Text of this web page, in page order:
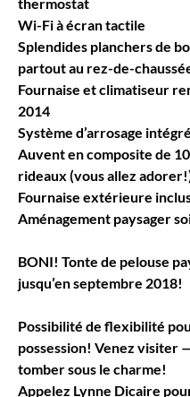
Wi-Fi à écran tactile
Splendides planchers de
partout au rez-de-
Fournaise et climatiseur
2014
Système d’arrosage intégré
Auvent en composite de
rideaux (vous allez
Fournaise extérieure
Aménagement paysager
BONI! Tonte de pelouse
jusqu’en septembre 2018!
Possibilité de flexibilité
possession! Venez visiter
tomber sous le charme!
Appelez Lynne Dicaire